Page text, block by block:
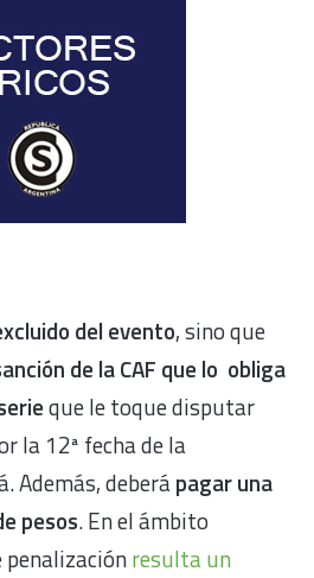
del evento, sino que
de la CAF que lo obliga
que le toque disputar
la 12ª fecha de la
Además, deberápagar una
pesos. En el ámbito
resulta un